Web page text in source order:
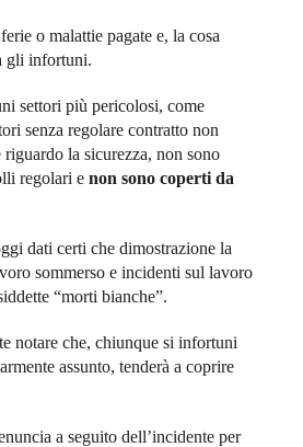
o malattie pagate e, la cosa
gli infortuni.
settori più pericolosi, come
senza regolare contratto non
la sicurezza, non sono
regolari e non sono coperti da
dati certi che dimostrazione la
sommerso e incidenti sul lavoro
“morti bianche”.
notare che, chiunque si infortuni
assunto, tenderà a coprire
a seguito dell’incidente per